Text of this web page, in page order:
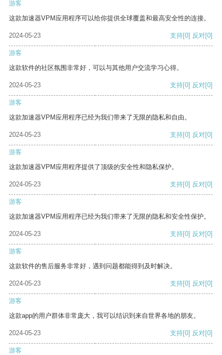
游客
这款加速器VPM应用程序可以给你提供全球覆盖和最高安全性的连接。
2024-05-23 支持[0] 反对[0]
游客
这款软件的社区氛围非常好，可以与其他用户交流学习心得。
2024-05-23 支持[0] 反对[0]
游客
这款加速器VPM应用程序已经为我们带来了无限的隐私和自由。
2024-05-23 支持[0] 反对[0]
游客
这款加速器VPM应用程序提供了顶级的安全性和隐私保护。
2024-05-23 支持[0] 反对[0]
游客
这款加速器VPM应用程序已经为我们带来了无限的隐私和安全性保护。
2024-05-23 支持[0] 反对[0]
游客
这款软件的售后服务非常好，遇到问题都能得到及时解决。
2024-05-23 支持[0] 反对[0]
游客
这款app的用户群体非常庞大，我可以结识到来自世界各地的朋友。
2024-05-23 支持[0] 反对[0]
游客